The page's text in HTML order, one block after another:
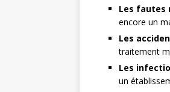
Les fautes
encore un
Les
traitement
Les
un